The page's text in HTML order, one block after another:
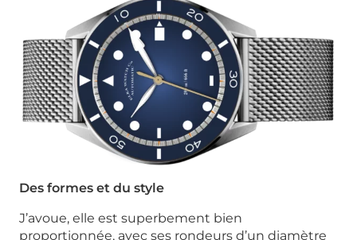
Des formes et du style
J’avoue, elle est superbement bien
proportionnée, avec ses rondeurs d’un diamètre